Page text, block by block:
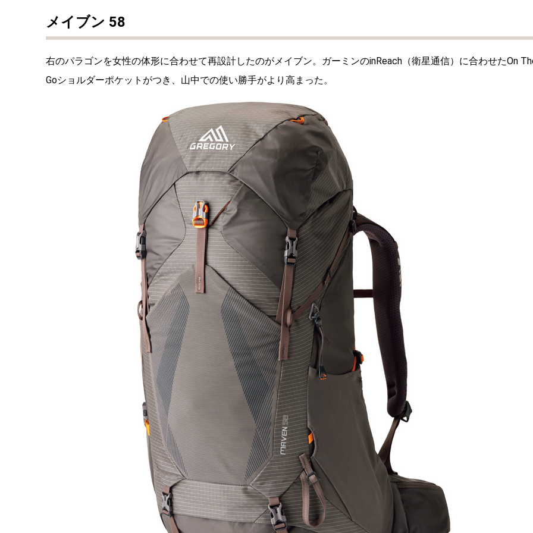
メイブン 58
右のパラゴンを女性の体形に合わせて再設計したのがメイブン。ガーミンのinReach（衛星通信）に合わせたOn
Goショルダーポケットがつき、山中での使い勝手がより高まった。